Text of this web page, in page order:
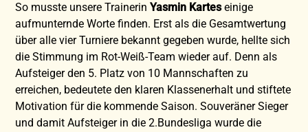
So musste unsere TrainerinYasmin Karteseinige
aufmunternde Worte finden. Erst als die Gesamtwertung
über alle vier Turniere bekannt gegeben wurde, hellte sich
die Stimmung im Rot-Weiß-Team wieder auf. Denn als
Aufsteiger den 5. Platz von 10 Mannschaften zu
erreichen, bedeutete den klaren Klassenerhalt und stiftete
Motivation für die kommende Saison. Souveräner Sieger
und damit Aufsteiger in die 2.Bundesliga wurde die